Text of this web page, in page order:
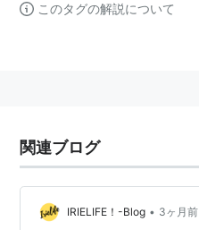
このタグの解説について
関連ブログ
IRIELIFE！-Blog • 3ヶ月前